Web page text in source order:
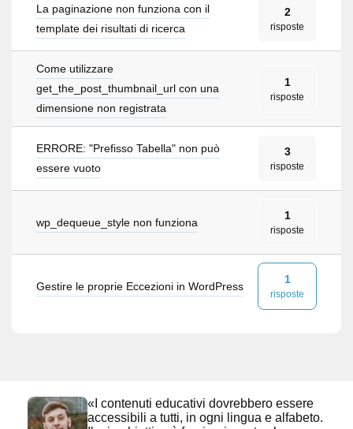
La paginazione non funziona con il
template dei risultati di ricerca
2
risposte
Come utilizzare
get_the_post_thumbnail_url con una
dimensione non registrata
1
risposte
ERRORE: "Prefisso Tabella" non può
essere vuoto
3
risposte
wp_dequeue_style non funziona
1
risposte
Gestire le proprie Eccezioni in WordPress
1
risposte
«I contenuti educativi dovrebbero essere
accessibili a tutti, in ogni lingua e alfabeto.